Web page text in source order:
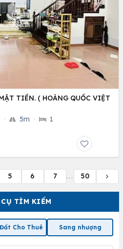
CỤ TÌM KIẾM
Cho Thuê Sang nhượng
TIỀN. ( HOÀNG QUỐC VIỆT
· 5m · 1
5 6 7 ... 50